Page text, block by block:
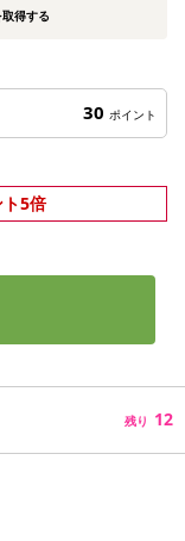
取得する
30 ポイント
5倍
残り 12